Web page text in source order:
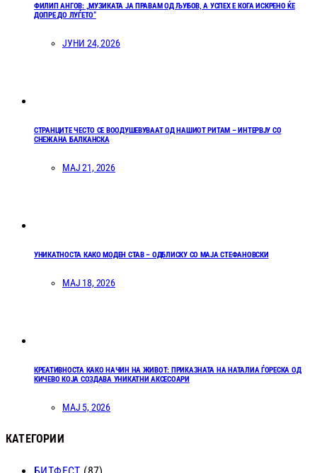
ФИЛИП АНГОВ: „МУЗИКАТА ЈА ПРАВАМ ОД ЉУБОВ, А УСПЕХ Е КОГА ИСКРЕНО ЌЕ
ДОПРЕ ДО ЛУЃЕТО“
ЈУНИ 24, 2026
СТРАНЦИТЕ ЧЕСТО СЕ ВООДУШЕВУВААТ ОД НАШИОТ РИТАМ – ИНТЕРВЈУ СО
СНЕЖАНА БАЛКАНСКА
МАЈ 21, 2026
УНИКАТНОСТА КАКО МОДЕН СТАВ – ОДБЛИСКУ СО МАЈА СТЕФАНОВСКИ
МАЈ 18, 2026
КРЕАТИВНОСТА КАКО НАЧИН НА ЖИВОТ: ПРИКАЗНАТА НА НАТАЛИА ЃОРЕСКА ОД
КИЧЕВО КОЈА СОЗДАВА УНИКАТНИ АКСЕСОАРИ
МАЈ 5, 2026
КАТЕГОРИИ